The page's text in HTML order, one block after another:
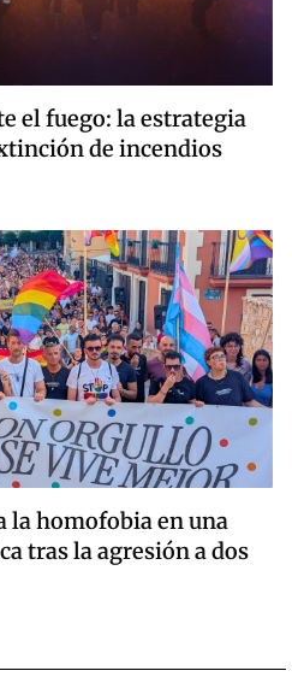
el fuego: la estrategia
de incendios
la homofobia en una
tras la agresión a dos